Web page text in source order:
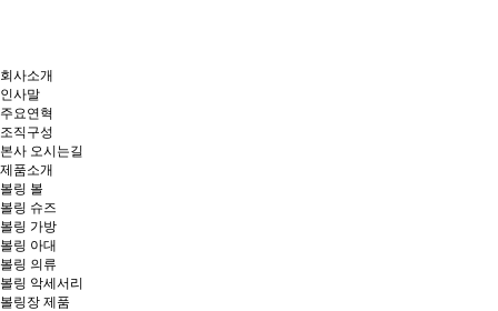
회사소개
인사말
주요연혁
조직구성
본사 오시는길
제품소개
볼링 볼
볼링 슈즈
볼링 가방
볼링 아대
볼링 의류
볼링 악세서리
볼링장 제품